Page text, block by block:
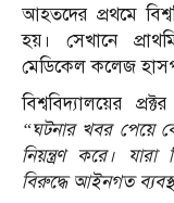
আহতদের প্রথমে
হয়। সেখানে
মেডিকেল কলেজ
বিশ্ববিদ্যালয়ের
“ঘটনার খবর পেয়ে
নিয়ন্ত্রণ করে।
বিরুদ্ধে আইনগত